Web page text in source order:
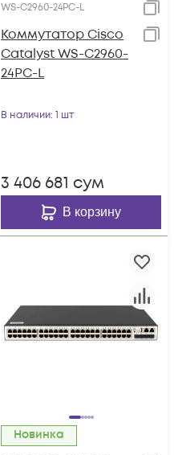
WS-C2960-24PC-L
Коммутатор Cisco
Catalyst WS-C2960-
24PC-L
В наличии: 1 шт
3 406 681 сум
В корзину
Новинка